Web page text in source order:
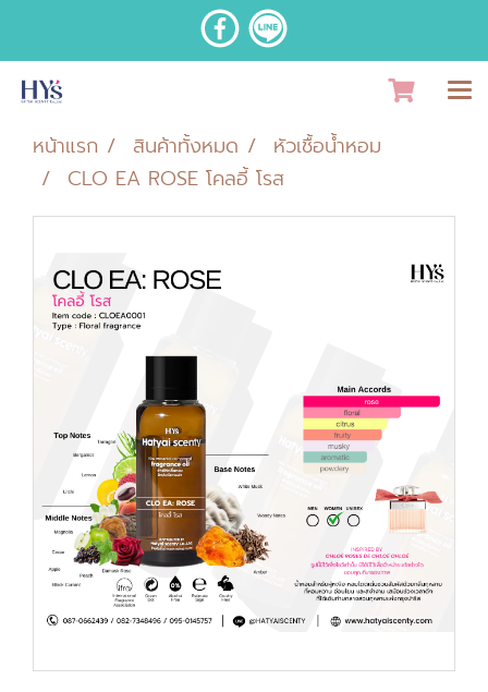
หน้าแรก สินค้าทั้งหมด
หัวเชื้อน้ำหอม
CLO EA ROSE โคลอี้ โรส